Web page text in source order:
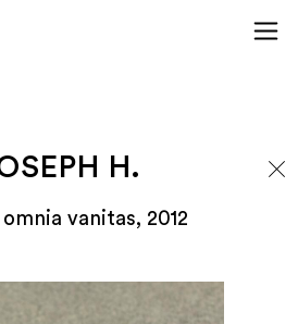
H.
vanitas, 2012